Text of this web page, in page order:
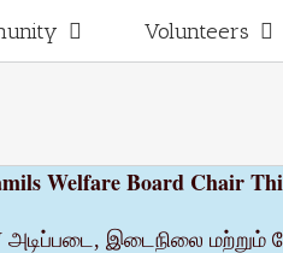
Volunteers
Welfare Board Chair
இடைநிலை மற்றும்